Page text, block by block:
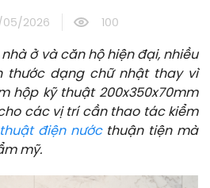
2026 100
ở và căn hộ hiện đại, nhiều
thước dạng chữ nhật thay vì
hộp kỹ thuật 200x350x70mm
các vị trí cần thao tác kiểm
điện nướcthuận tiện mà
mỹ.